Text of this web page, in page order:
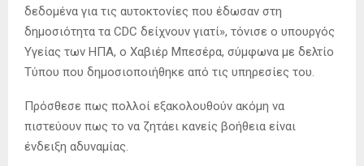
δεδομένα για τις αυτοκτονίες που έδωσαν στη
δημοσιότητα τα CDC δείχνουν γιατί», τόνισε ο υπουργός
Υγείας των ΗΠΑ, ο Χαβιέρ Μπεσέρα, σύμφωνα με δελτίο
Τύπου που δημοσιοποιήθηκε από τις υπηρεσίες του.
Πρόσθεσε πως πολλοί εξακολουθούν ακόμη να
πιστεύουν πως το να ζητάει κανείς βοήθεια είναι
ένδειξη αδυναμίας.